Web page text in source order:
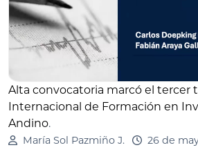
Alta convocatoria marcó el tercer
Internacional de Formación en
Andino.
María Sol Pazmiño J. 26 de